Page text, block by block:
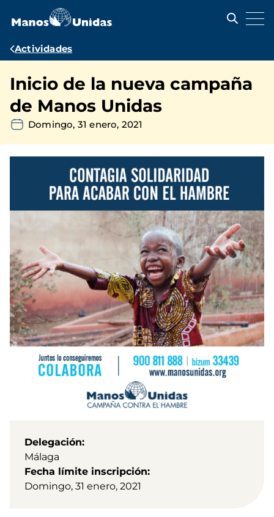
contenido
Ruta
navegación
Actividades
Inicio de la nueva campaña
de Manos Unidas
Domingo, 31 enero, 2021
Delegación
Málaga
Fecha límite inscripción
Domingo, 31 enero, 2021